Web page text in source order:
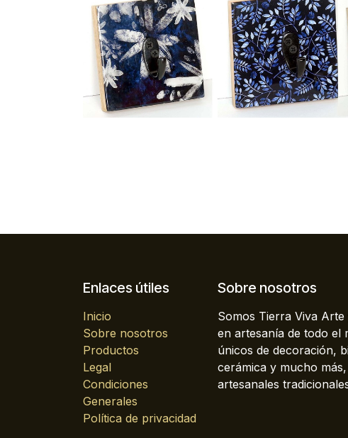
Enlaces útiles
Inicio
Sobre nosotros
Productos
Legal
Condiciones
Generales
Política de privacidad
Sobre nosotros
Somos Tierra Viva
en artesanía de todo el
únicos de decoración,
cerámica y mucho
artesanales